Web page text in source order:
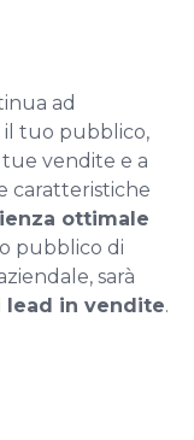
ad
il tuo pubblico,
vendite e a
caratteristiche
ottimale
pubblico di
sarà
in vendite.